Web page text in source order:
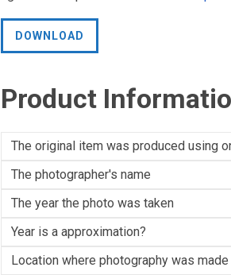
DOWNLOAD
Product
The original item was produced using
The photographer's name
The year the photo was taken
Year is a approximation?
Location where photography was made